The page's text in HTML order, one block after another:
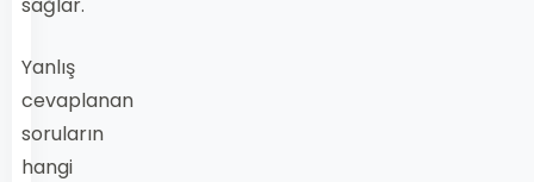
Yanlış
cevaplanan
soruların
hangi